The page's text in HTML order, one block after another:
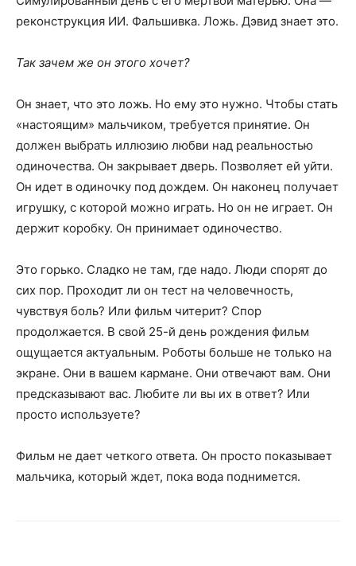
реконструкция ИИ. Фальшивка. Ложь. Дэвид знает это.
Так зачем же он этого хочет?
Он знает, что это ложь. Но ему это нужно. Чтобы стать
«настоящим» мальчиком, требуется принятие. Он
должен выбрать иллюзию любви над реальностью
одиночества. Он закрывает дверь. Позволяет ей уйти.
Он идет в одиночку под дождем. Он наконец получает
игрушку, с которой можно играть. Но он не играет. Он
держит коробку. Он принимает одиночество.
Это горько. Сладко не там, где надо. Люди спорят до
сих пор. Проходит ли он тест на человечность,
чувствуя боль? Или фильм читерит? Спор
продолжается. В свой 25-й день рождения фильм
ощущается актуальным. Роботы больше не только на
экране. Они в вашем кармане. Они отвечают вам. Они
предсказывают вас. Любите ли вы их в ответ? Или
просто используете?
Фильм не дает четкого ответа. Он просто показывает
мальчика, который ждет, пока вода поднимется.